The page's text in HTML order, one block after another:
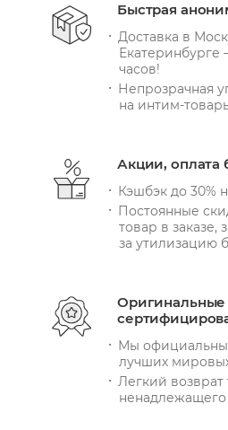
Быстрая
Доставка в
Екатеринбурге
часов!
Непрозрачная
на интим-
Акции, оплата
Кэшбэк до 30%
Постоянные
товар в заказе,
за утилизацию
Оригинальные
Мы
лучших
Легкий возврат
ненадлежащего